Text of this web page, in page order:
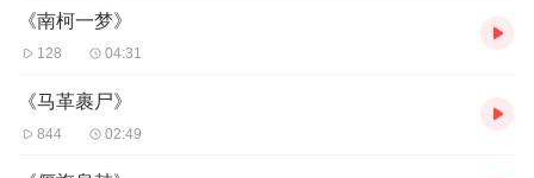
《南柯一梦》
128 04:31
《马革裹尸》
844 02:49